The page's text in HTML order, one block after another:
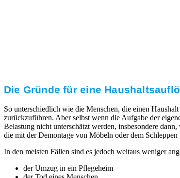
Die Gründe für eine
So unterschiedlich wie die Menschen, die einen
zurückzuführen. Aber selbst wenn die Aufgabe der
Belastung nicht unterschätzt werden, insbesondere
die mit der Demontage von Möbeln oder dem
In den meisten Fällen sind es jedoch weitaus weniger
der Umzug in ein Pflegeheim